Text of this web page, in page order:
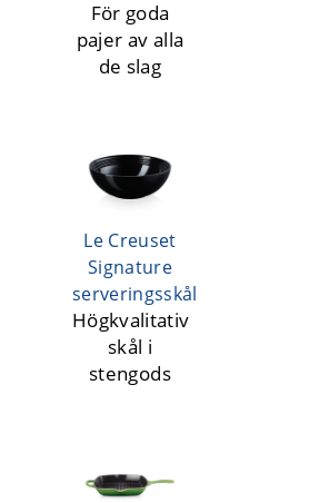
För goda
pajer av alla
de slag
Le Creuset
Signature
serveringsskål
Högkvalitativ
skål i
stengods